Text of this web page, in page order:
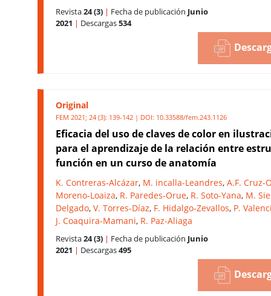
Revista24 (3) | Fecha de publicación Junio
2021 | Descargas534
Original
FEM 2021; 24 (3): 139-142 | DOI: 10.33588/fem.243.1126
Eficacia del uso de claves de color en
para el aprendizaje de la relación entre
función en un curso de anatomía
K. Contreras-Alcázar, M. incalla-Leandres, A.F. Cruz-
Moreno-Loaiza, R. Paredes-Orue, R. Soto-Yana, M.
Delgado, V. Torres-Díaz, F. Hidalgo-Zevallos, P.
J. Coaquira-Mamani, R. Paz-Aliaga
Revista24 (3) | Fecha de publicación Junio
2021 | Descargas495